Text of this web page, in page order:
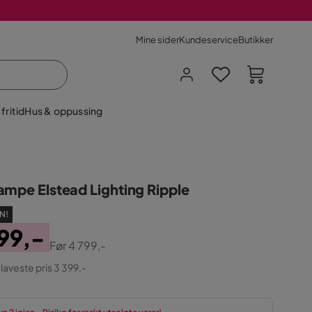
Mine siderKundeserviceButikker
fritidHus & oppussing
Elstead Lighting Ripple
Før4 799,-
pris 3 399,-